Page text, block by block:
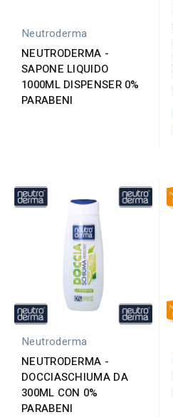
Neutroderma
NEUTRODERMA -
SAPONE LIQUIDO
1000ML DISPENSER 0%
PARABENI
Neutroderma
NEUTRODERMA -
DOCCIASCHIUMA DA
300ML CON 0%
PARABENI